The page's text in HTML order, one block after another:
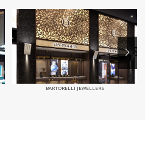
BARTORELLI JEWELLERS